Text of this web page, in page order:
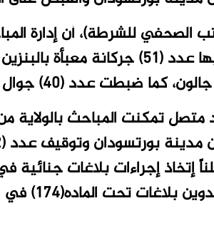
إتخاذ إجراءات بلاغات
الاول